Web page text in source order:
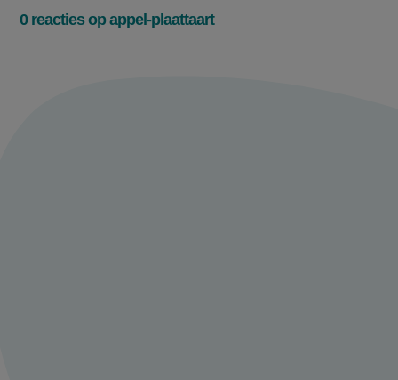
0 reacties op appel-plaattaart